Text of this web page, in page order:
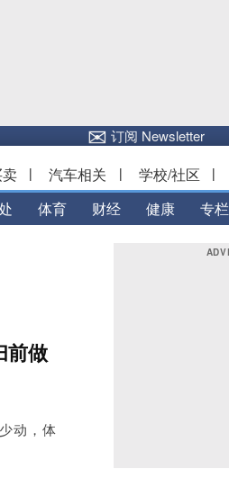
✉订阅 Newsletter
| 汽车相关 | 学校/社区 |
体育 财经 健康 专栏
前做
动，体